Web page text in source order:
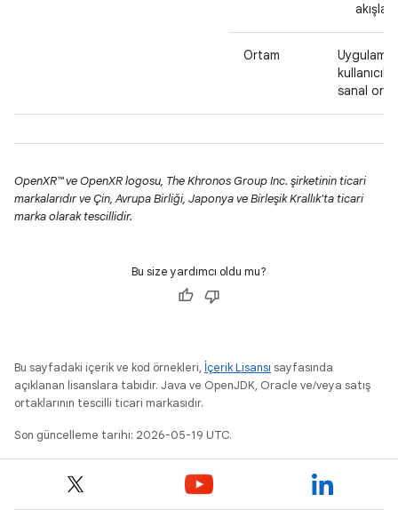
Ortam
sanal
OpenXR™ ve OpenXR logosu, The Khronos Group Inc. şirketinin ticari
markalarıdır ve Çin, Avrupa Birliği, Japonya ve Birleşik Krallık'ta ticari
marka olarak tescillidir.
Bu size yardımcı oldu mu?
Bu sayfadaki içerik ve kod örnekleri, İçerik Lisansı sayfasında
açıklanan lisanslara tabidir. Java ve OpenJDK, Oracle ve/veya satış
ortaklarının tescilli ticari markasıdır.
Son güncelleme tarihi: 2026-05-19 UTC.